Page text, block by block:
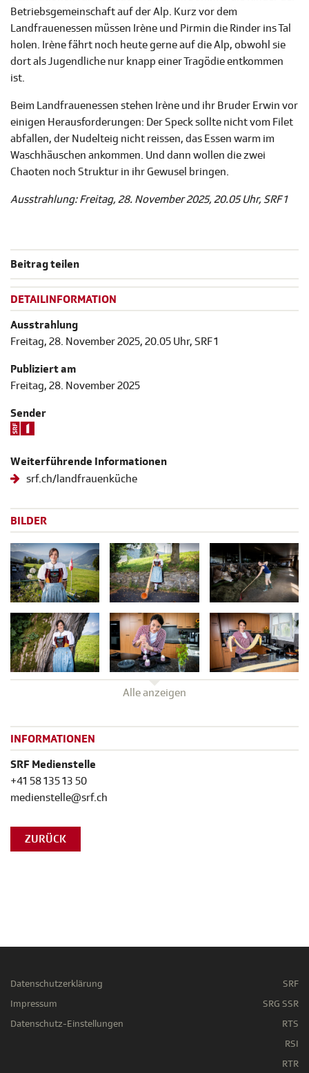
Betriebsgemeinschaft auf der Alp. Kurz vor dem
Landfrauenessen müssen Irène und Pirmin die Rinder ins Tal
holen. Irène fährt noch heute gerne auf die Alp, obwohl sie
dort als Jugendliche nur knapp einer Tragödie entkommen
ist.
Beim Landfrauenessen stehen Irène und ihr Bruder Erwin vor
einigen Herausforderungen: Der Speck sollte nicht vom Filet
abfallen, der Nudelteig nicht reissen, das Essen warm im
Waschhäuschen ankommen. Und dann wollen die zwei
Chaoten noch Struktur in ihr Gewusel bringen.
Ausstrahlung: Freitag, 28. November 2025, 20.05 Uhr, SRF 1
Beitrag teilen
DETAILINFORMATION
Ausstrahlung
Freitag, 28. November 2025, 20.05 Uhr, SRF 1
Publiziert am
Freitag, 28. November 2025
Sender
Weiterführende Informationen
srf.ch/landfrauenküche
BILDER
Alle anzeigen
INFORMATIONEN
SRF Medienstelle
+41 58 135 13 50
medienstelle@srf.ch
ZURÜCK
Datenschutzerklärung
Impressum
Datenschutz-Einstellungen
SRF
SRG SSR
RTS
RSI
RTR